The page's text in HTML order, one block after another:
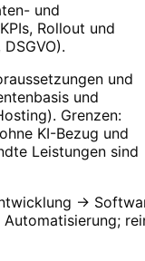
und
Rollout und
und
und
Grenzen:
KI-Bezug und
Leistungen sind
→